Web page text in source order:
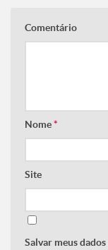
Comentário
Nome*
Site
Salvar meus